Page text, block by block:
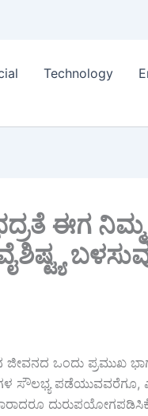
Technology
ಈಗ ನಿಮ್ಮ
ಜೀವನದ ಒಂದು ಪ್ರಮುಖ
ಸೌಲಭ್ಯ ಪಡೆಯುವವರೆಗೂ,